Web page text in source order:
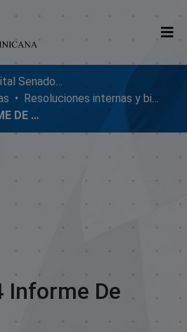
Repositorio Digital SenadoRD
Resoluciones internas y bicamerales
01783-2014 INFORME DE COMISIÓN
Informe De